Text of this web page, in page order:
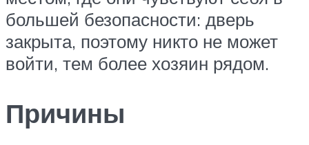
большей безопасности: дверь
закрыта, поэтому никто не может
войти, тем более хозяин рядом.
Причины